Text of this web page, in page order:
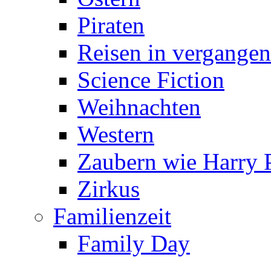
Piraten
Reisen in
Science Fiction
Weihnachten
Western
Zaubern wie Harry
Zirkus
Familienzeit
Family Day